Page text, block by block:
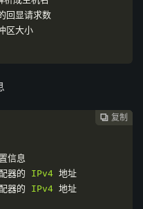
回显请求数
区大小
 复制
 复制
 复制
 复制
信息
器的 IPv4 地址
器的 IPv4 地址